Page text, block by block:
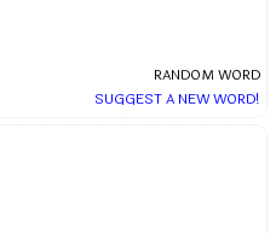
RANDOM WORD
SUGGEST A NEW WORD!